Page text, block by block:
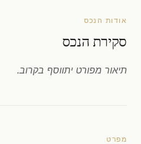
אודות הנכס
סקירת הנכס
תיאור מפורט יתווסף בקרוב.
מפרט